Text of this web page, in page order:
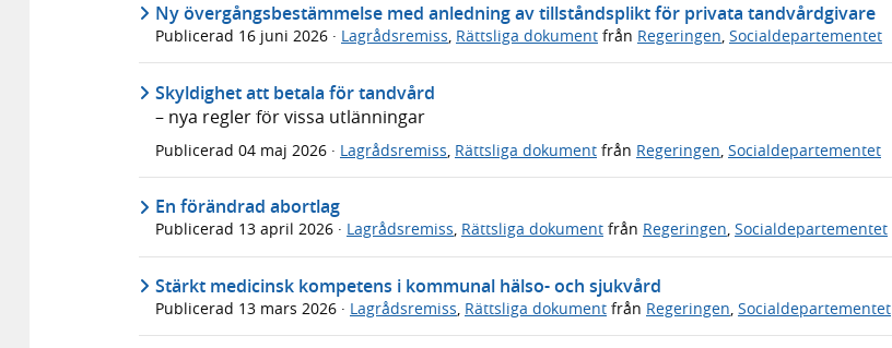
Ny övergångsbestämmelse med anledning av tillståndsplikt för privata tandvårdgivare
Publicerad 16 juni 2026 · Lagrådsremiss, Rättsliga dokument från Regeringen, Socialdepartementet
Skyldighet att betala för tandvård
– nya regler för vissa utlänningar
Publicerad 04 maj 2026 · Lagrådsremiss Rättsliga dokument från Regeringen Socialdepartementet
En förändrad abortlag
Publicerad 13 april 2026 · Lagrådsremiss, Rättsliga dokument från Regeringen, Socialdepartementet
Stärkt medicinsk kompetens i kommunal hälso- och sjukvård
Publicerad 13 mars 2026 · Lagrådsremiss, Rättsliga dokument från Regeringen, Socialdepartementet